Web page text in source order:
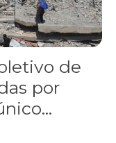
de
por